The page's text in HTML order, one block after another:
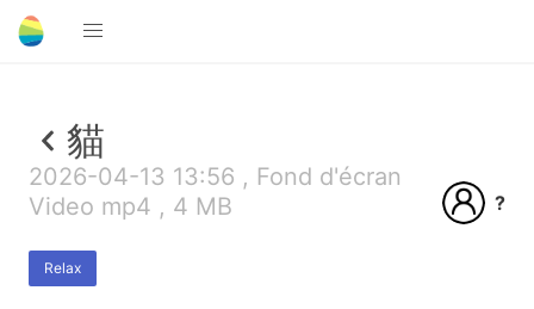
貓
2026-04-13 13:56 , Fond d'écran
Video mp4 , 4 MB
Relax
?